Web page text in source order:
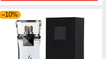
–10%